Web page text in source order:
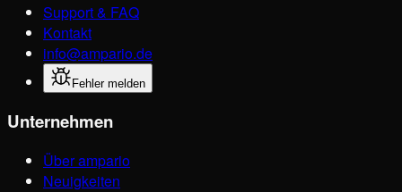
Support & FAQ
Kontakt
info@ampario.de
Fehler melden
Unternehmen
Über ampario
Neuigkeiten